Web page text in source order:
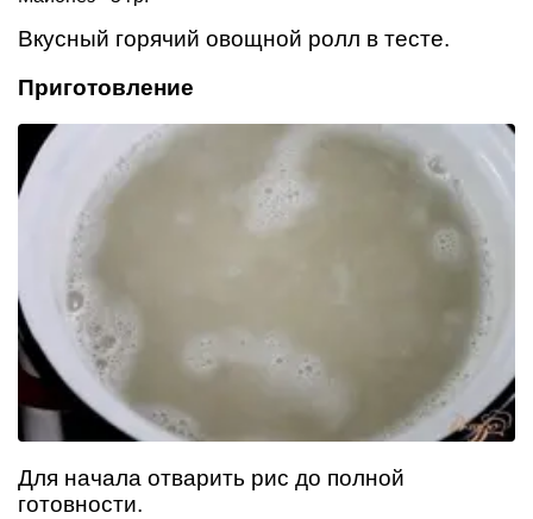
Вкусный горячий овощной ролл в тесте.
Приготовление
Для начала отварить рис до полной
готовности.